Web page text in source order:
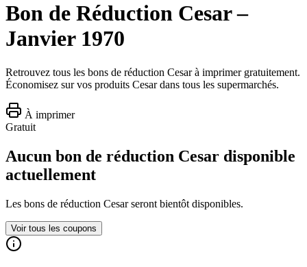
Bon de Réduction Cesar–
Janvier 1970
Retrouvez tous les bons de réduction Cesarà imprimer gratuitement.
Économisez sur vos produits Cesardans tous les supermarchés.
À imprimer
Gratuit
Aucun bon de réduction Cesar disponible
actuellement
Les bons de réduction Cesarseront bientôt disponibles.
Voir tous les coupons